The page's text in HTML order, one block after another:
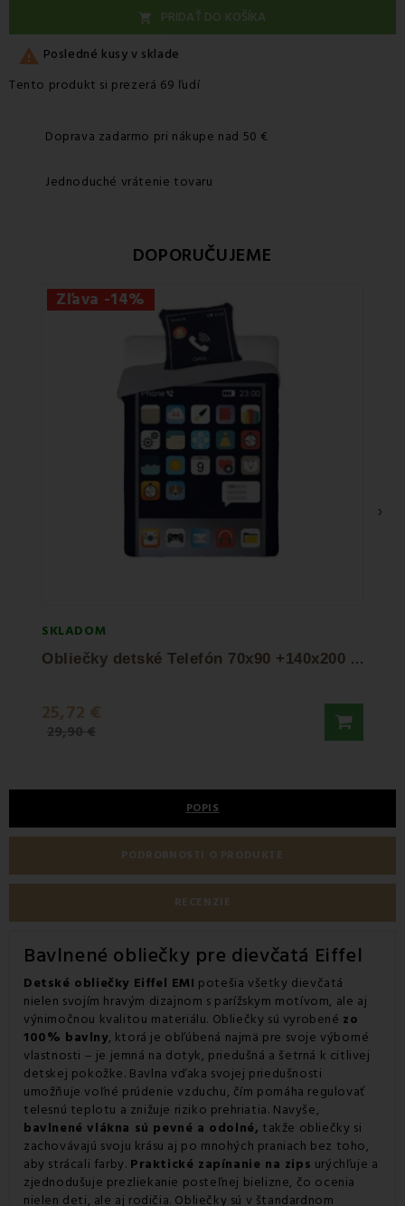
 PRIDAŤ DO KOŠÍKA
 Posledné kusy v sklade
Tento produkt si prezerá 69 ľudí
Doprava zadarmo pri nákupe nad 50 €
Jednoduché vrátenie tovaru
DOPORUČUJEME
Zľava -14%
SKLADOM
O
bliečky detské Telefón 70x90 +140x200 Faro
25,72 €
29,90 €
›
POPIS
PODROBNOSTI O PRODUKTE
RECENZIE
Bavlnené obliečky pre dievčatá Eiffel
Detské obliečky Eiffel EMI potešia všetky dievčatá
nielen svojím hravým dizajnom s parížskym motívom, ale aj
výnimočnou kvalitou materiálu. Obliečky sú vyrobené zo
100% bavlny, ktorá je obľúbená najmä pre svoje výborné
vlastnosti – je jemná na dotyk, priedušná a šetrná k citlivej
detskej pokožke. Bavlna vďaka svojej priedušnosti
umožňuje voľné prúdenie vzduchu, čím pomáha regulovať
telesnú teplotu a znižuje riziko prehriatia. Navyše,
bavlnené vlákna sú pevné a odolné, takže obliečky si
zachovávajú svoju krásu aj po mnohých praniach bez toho,
aby strácali farby. Praktické zapínanie na zips urýchľuje a
zjednodušuje prezliekanie posteľnej bielizne, čo ocenia
nielen deti, ale aj rodičia. Obliečky sú v štandardnom